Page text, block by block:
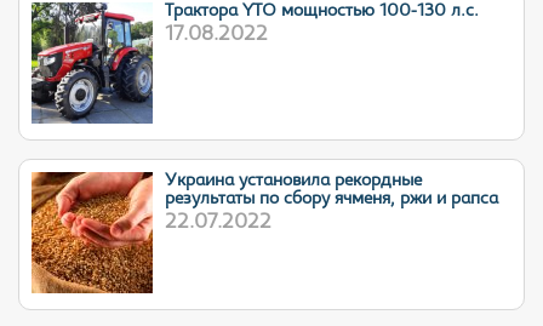
Трактора YTO мощностью 100-130 л.с.
17.08.2022
Украина установила рекордные
результаты по сбору ячменя, ржи и рапса
22.07.2022